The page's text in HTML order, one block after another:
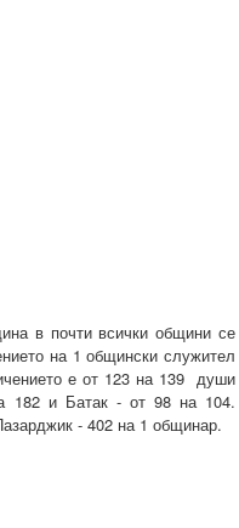
в почти всички общини се
на 1 общински служител
е от 123 на 139 души
182 и Батак - от 98 на 104.
- 402 на 1 общинар.